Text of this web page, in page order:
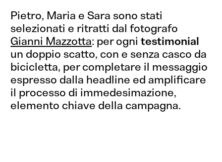
Pietro, Maria e Sara sono stati
selezionati e ritratti dal fotografo
Gianni Mazzotta: per ognitestimonial
un doppio scatto, con e senza casco da
bicicletta, per completare il messaggio
espresso dalla headline ed amplificare
il processo di immedesimazione,
elemento chiave della campagna.